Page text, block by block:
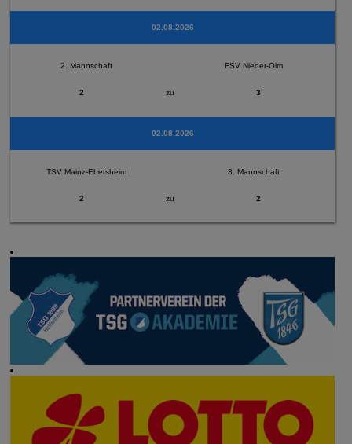
02.08.2026
2. Mannschaft FSV Nieder-Olm
2 zu 3
02.08.2026
TSV Mainz-Ebersheim 3. Mannschaft
2 zu 2